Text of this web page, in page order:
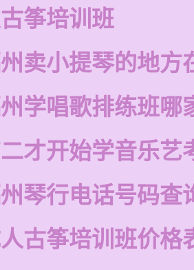
筝培训班
卖小提琴的地方
学唱歌排练班哪
才开始学音乐艺
琴行电话号码查
古筝培训班价格